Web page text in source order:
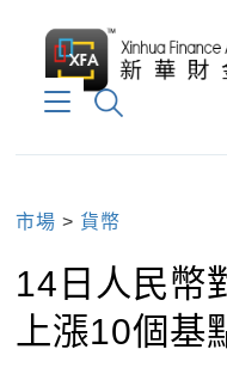
市場 > 貨幣
14日人民幣
上漲10個基